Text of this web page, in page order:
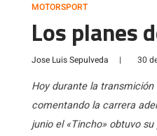
MOTORSPORT
Los planes
Jose Luis Sepulveda | 30
Hoy durante la
comentando la carrera
junio el «Tincho» obtuvo